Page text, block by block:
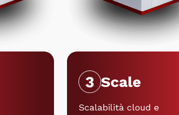
Scale
Scalabilità cloud e